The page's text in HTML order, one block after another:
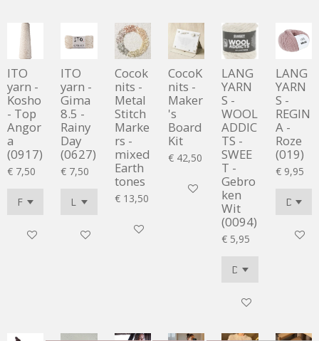
ITO
yarn -
Kosho
- Top
Angor
a
(0917)
€ 7,50
In winkelwagen
ITO
yarn -
Gima
8.5 -
Rainy
Day
(0627)
€ 7,50
In winkelwagen
Cocok
nits -
Metal
Stitch
Marke
rs -
mixed
Earth
tones
€ 13,50
In winkelwagen
CocoK
nits -
Maker
's
Board
Kit
€ 42,50
In winkelwagen
LANG
YARN
S -
WOOL
ADDIC
TS -
SWEE
T -
Gebro
ken
Wit
(0094)
€ 5,95
In winkelwagen
LANG
YARN
S -
REGIN
A -
Roze
(019)
€ 9,95
In